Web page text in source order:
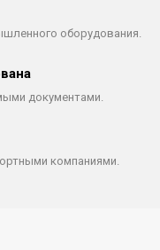
оборудования.
документами.
компаниями.